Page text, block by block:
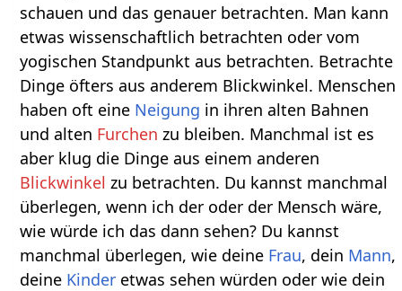
schauen und das genauer betrachten. Man kann
etwas wissenschaftlich betrachten oder vom
yogischen Standpunkt aus betrachten. Betrachte
Dinge öfters aus anderem Blickwinkel. Menschen
haben oft eine Neigung in ihren alten Bahnen
und alten Furchen zu bleiben. Manchmal ist es
aber klug die Dinge aus einem anderen
Blickwinkel zu betrachten. Du kannst manchmal
überlegen, wenn ich der oder der Mensch wäre,
wie würde ich das dann sehen? Du kannst
manchmal überlegen, wie deine Frau, dein Mann,
deine Kinder etwas sehen würden oder wie dein